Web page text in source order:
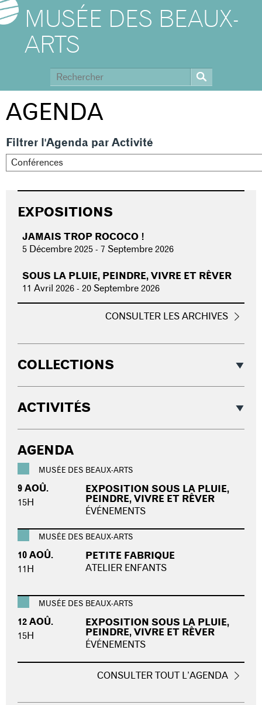
MUSÉE DES BEAUX-
ARTS
AGENDA
Filtrer l'Agenda par Activité
EXPOSITIONS
JAMAIS TROP ROCOCO !
5 Décembre 2025- 7 Septembre 2026
SOUS LA PLUIE, PEINDRE, VIVRE ET RÊVER
11 Avril 2026- 20 Septembre 2026
CONSULTER LES ARCHIVES
COLLECTIONS
ACTIVITÉS
AGENDA
MUSÉE DES BEAUX-ARTS
9 AOÛ.
15H
EXPOSITION SOUS LA PLUIE,
PEINDRE, VIVRE ET RÊVER
ÉVÉNEMENTS
MUSÉE DES BEAUX-ARTS
10 AOÛ.
11H
PETITE FABRIQUE
ATELIER ENFANTS
MUSÉE DES BEAUX-ARTS
12 AOÛ.
15H
EXPOSITION SOUS LA PLUIE,
PEINDRE, VIVRE ET RÊVER
ÉVÉNEMENTS
CONSULTER TOUT L’AGENDA